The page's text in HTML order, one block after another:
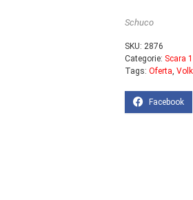
Schuco
SKU: 2876
Categorie: Scara
Tags: Oferta,